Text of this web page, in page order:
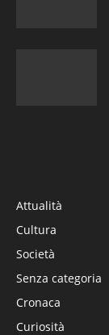
Attualità
Cultura
Società
Senza categoria
Cronaca
Curiosità